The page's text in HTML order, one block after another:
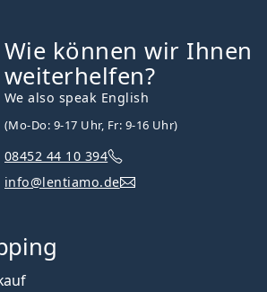
Wie können wir Ihnen
weiterhelfen?
We also speak English
(Mo-Do: 9-17 Uhr, Fr: 9-16 Uhr)
08452 44 10 394
info@lentiamo.de